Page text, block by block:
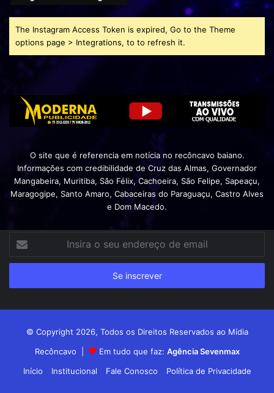
The Instagram Access Token is expired, Go to the Theme
options page > Integrations, to to refresh it.
O site que é referencia em notícia no recôncavo baiano.
Informações com credibilidade de Cruz das Almas, Governador
Mangabeira, Muritiba, São Félix, Cachoeira, São Felipe, Sapeaçu,
Maragogipe, Santo Amaro, Cabaceiras do Paraguaçu, Castro Alves
e Dom Macedo.
seu
de
© Copyright 2026, Todos os Direitos Reservados ao Mídia
Recôncavo |
Em tudo que faz: Agência Sevenmax
Início
Institucional Fale Conosco Política de Privacidade